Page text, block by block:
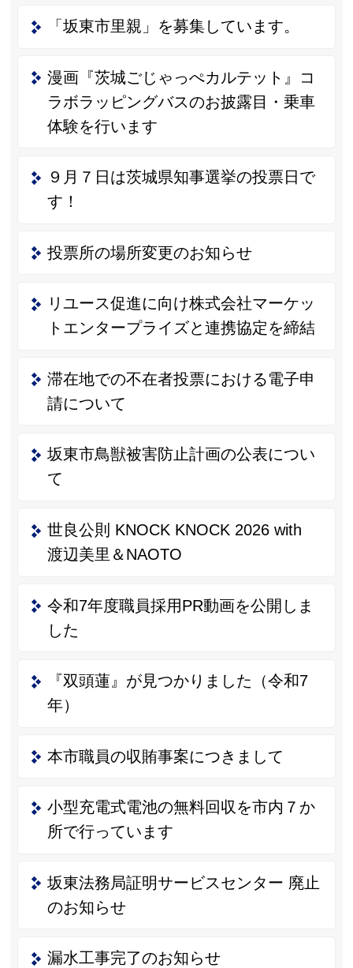
「坂東市里親」を募集しています。
漫画『茨城ごじゃっぺカルテット』コ
ラボラッピングバスのお披露目・乗車
体験を行います
９月７日は茨城県知事選挙の投票日で
す！
投票所の場所変更のお知らせ
リユース促進に向け株式会社マーケッ
トエンタープライズと連携協定を締結
滞在地での不在者投票における電子申
請について
坂東市鳥獣被害防止計画の公表につい
て
世良公則 KNOCK KNOCK 2026 with
渡辺美里＆NAOTO
令和7年度職員採用PR動画を公開しま
した
『双頭蓮』が見つかりました（令和7
年）
本市職員の収賄事案につきまして
小型充電式電池の無料回収を市内７か
所で行っています
坂東法務局証明サービスセンター 廃止
のお知らせ
漏水工事完了のお知らせ